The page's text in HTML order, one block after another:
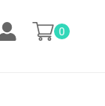
0